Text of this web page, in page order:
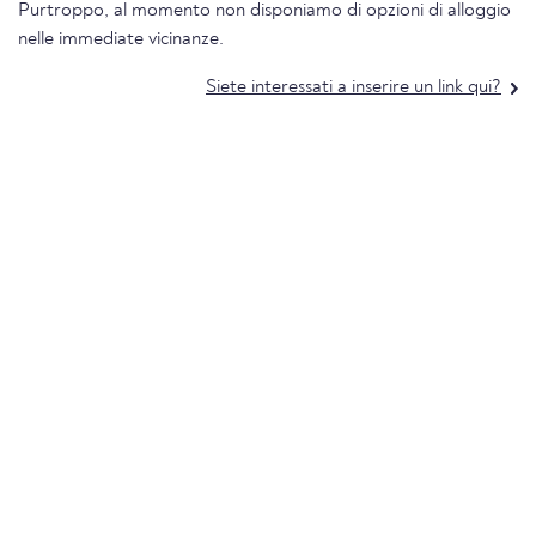
Purtroppo, al momento non disponiamo di opzioni di alloggio
nelle immediate vicinanze.
Siete interessati a inserire un link qui?